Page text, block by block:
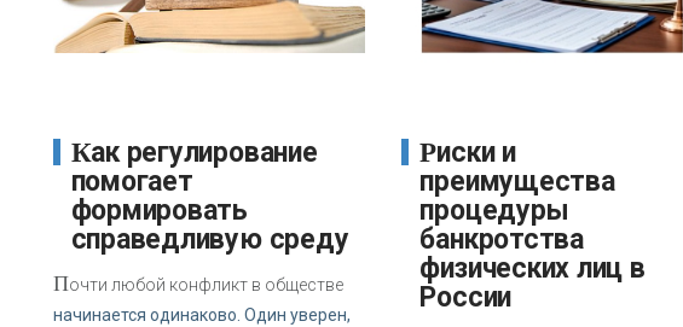
Как регулирование
помогает
формировать
справедливую среду
Почти любой конфликт в обществе
начинается одинаково. Один уверен,
Риски и
преимущества
процедуры
банкротства
физических лиц в
России